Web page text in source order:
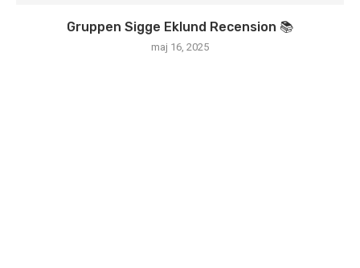
Gruppen Sigge Eklund Recension 📚
maj 16, 2025